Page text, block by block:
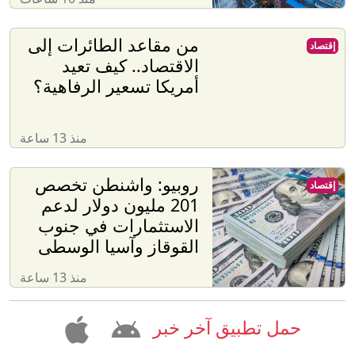
من مقاعد الطائرات إلى
الاقتصاد.. كيف تعيد
أمريكا تسعير الرفاهية؟
منذ 13 ساعة
إقتصاد
روبيو: واشنطن تخصص
201 مليون دولار لدعم
الاستثمارات في جنوب
القوقاز وآسيا الوسطى
منذ 13 ساعة
إقتصاد
حمل تطبيق آخر خبر